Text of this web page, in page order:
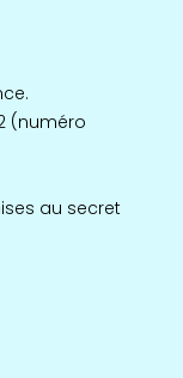
(numéro
au secret